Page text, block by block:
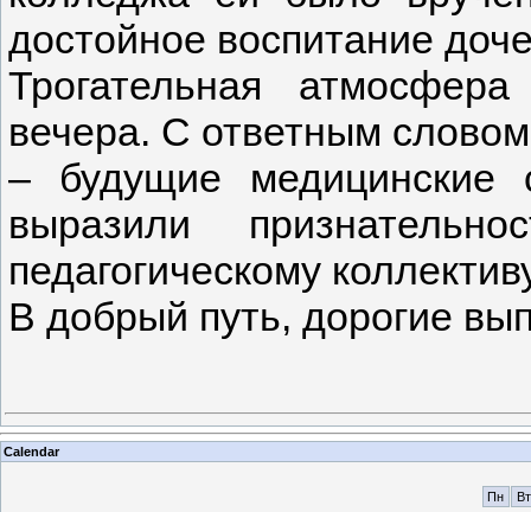
достойное воспитание
Трогательная
вечера. С ответным
– будущие медицинские
выразили
педагогическому
В добрый путь, дорогие
Calendar
Пн Вт